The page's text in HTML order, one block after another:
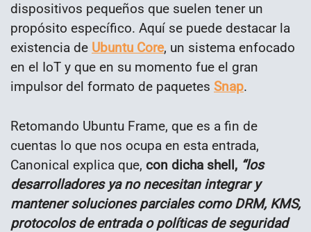
dispositivos pequeños que suelen tener un
propósito específico. Aquí se puede destacar la
existencia de Ubuntu Core, un sistema enfocado
en el IoT y que en su momento fue el gran
impulsor del formato de paquetes Snap.
Retomando Ubuntu Frame, que es a fin de
cuentas lo que nos ocupa en esta entrada,
Canonical explica que, con dicha shell, “los
desarrolladores ya no necesitan integrar y
mantener soluciones parciales como DRM, KMS,
protocolos de entrada o políticas de seguridad